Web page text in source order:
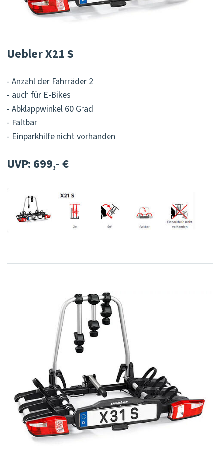
Uebler X21 S
- Anzahl der Fahrräder 2
- auch für E-Bikes
- Abklappwinkel 60 Grad
- Faltbar
- Einparkhilfe nicht vorhanden
UVP: 699,- €